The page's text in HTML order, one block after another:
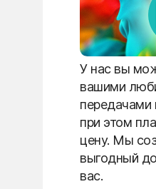
У нас вы
вашими
передачами
при этом
цену. Мы
выгодный
вас.